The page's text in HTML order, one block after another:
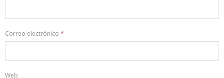
Correo electrónico *
Web